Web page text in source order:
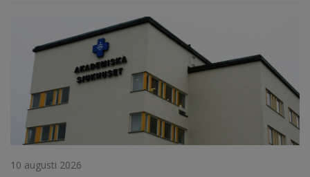
10 augusti 2026